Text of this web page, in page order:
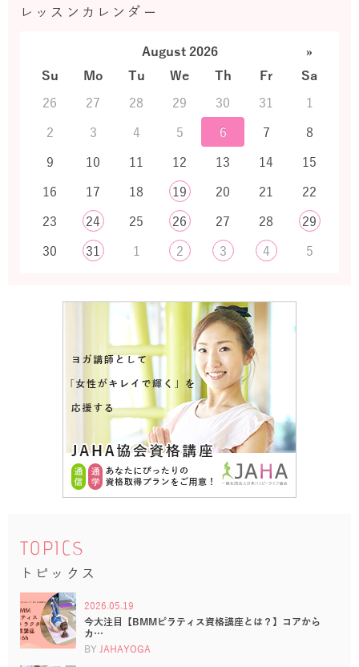
レッスンカレンダー
August 2026
»
Su
Mo Tu We Th Fr
Sa
26
27 28 29 30 31
1
2
3 4 5 6 7
8
9
10 11 12 13 14
15
16
17 18 19 20 21
22
23
24 25 26 27 28
29
30
31 1 2 3 4 5
TOPICS
トピックス
2026.05.19
今大注目【BMMピラティス資格講座とは？】コアから
カ…
BY JAHAYOGA